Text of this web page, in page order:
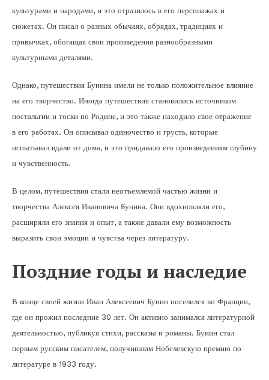
культурами и народами, и это отразилось в его персонажах и
сюжетах. Он писал о разных обычаях, обрядах, традициях и
привычках, обогащая свои произведения разнообразными
культурными деталями.
Однако, путешествия Бунина имели не только положительное влияние
на его творчество. Иногда путешествия становились источником
ностальгии и тоски по Родине, и это также находило свое отражение
в его работах. Он описывал одиночество и грусть, которые
испытывал вдали от дома, и это придавало его произведениям глубину
и чувственность.
В целом, путешествия стали неотъемлемой частью жизни и
творчества Алексея Ивановича Бунина. Они вдохновляли его,
расширяли его знания и опыт, а также давали ему возможность
выразить свои эмоции и чувства через литературу.
Поздние годы и наследие
В конце своей жизни Иван Алексеевич Бунин поселился во Франции,
где он прожил последние 30 лет. Он активно занимался литературной
деятельностью, публикуя стихи, рассказы и романы. Бунин стал
первым русским писателем, получившим Нобелевскую премию по
литературе в 1933 году.